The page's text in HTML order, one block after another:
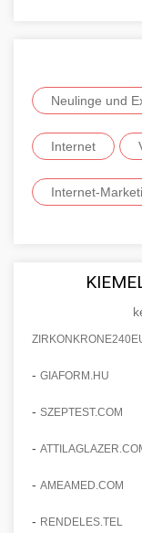
Neulinge und
Internet
Internet-
- GIAFORM.HU
- SZEPTEST.COM
-
- AMEAMED.COM
- RENDELES.TEL